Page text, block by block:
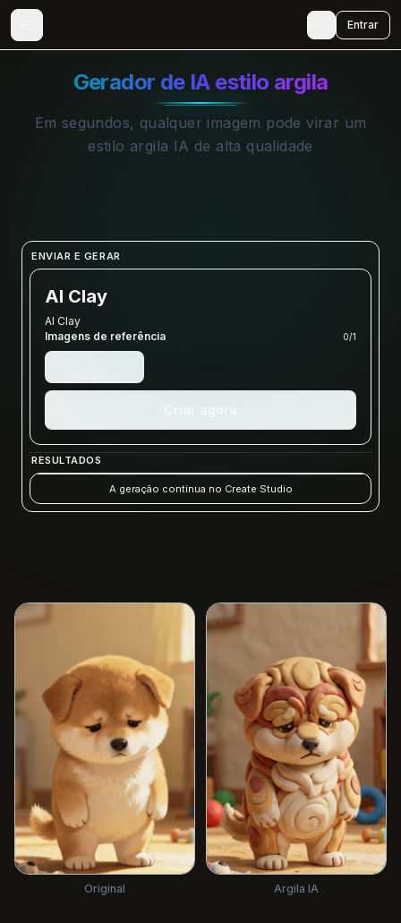
Entrar
Gerador de IA estilo argila
Em segundos, qualquer imagem pode virar um
estilo argila IA de alta qualidade
ENVIAR E GERAR
AI Clay
AI Clay
Imagens de referência
0/1
RESULTADOS
A geração continua no Create Studio
Original Argila IA